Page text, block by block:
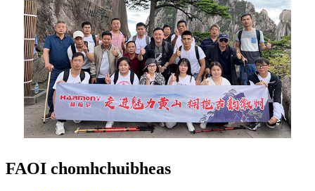
FAOI chomhchuibheas